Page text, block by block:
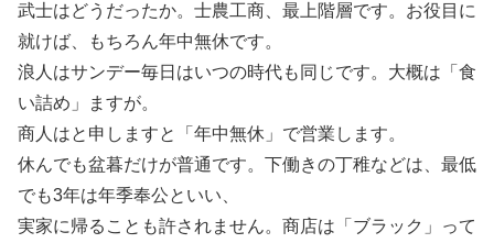
武士はどうだったか。士農工商、最上階層です。お役目に
就けば、もちろん年中無休です。
浪人はサンデー毎日はいつの時代も同じです。大概は「食
い詰め」ますが。
商人はと申しますと「年中無休」で営業します。
休んでも盆暮だけが普通です。下働きの丁稚などは、最低
でも3年は年季奉公といい、
実家に帰ることも許されません。商店は「ブラック」って